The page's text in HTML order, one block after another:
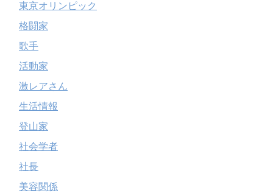
東京オリンピック
格闘家
歌手
活動家
激レアさん
生活情報
登山家
社会学者
社長
美容関係